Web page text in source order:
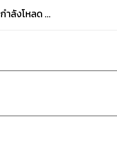
กำลังโหลด ...